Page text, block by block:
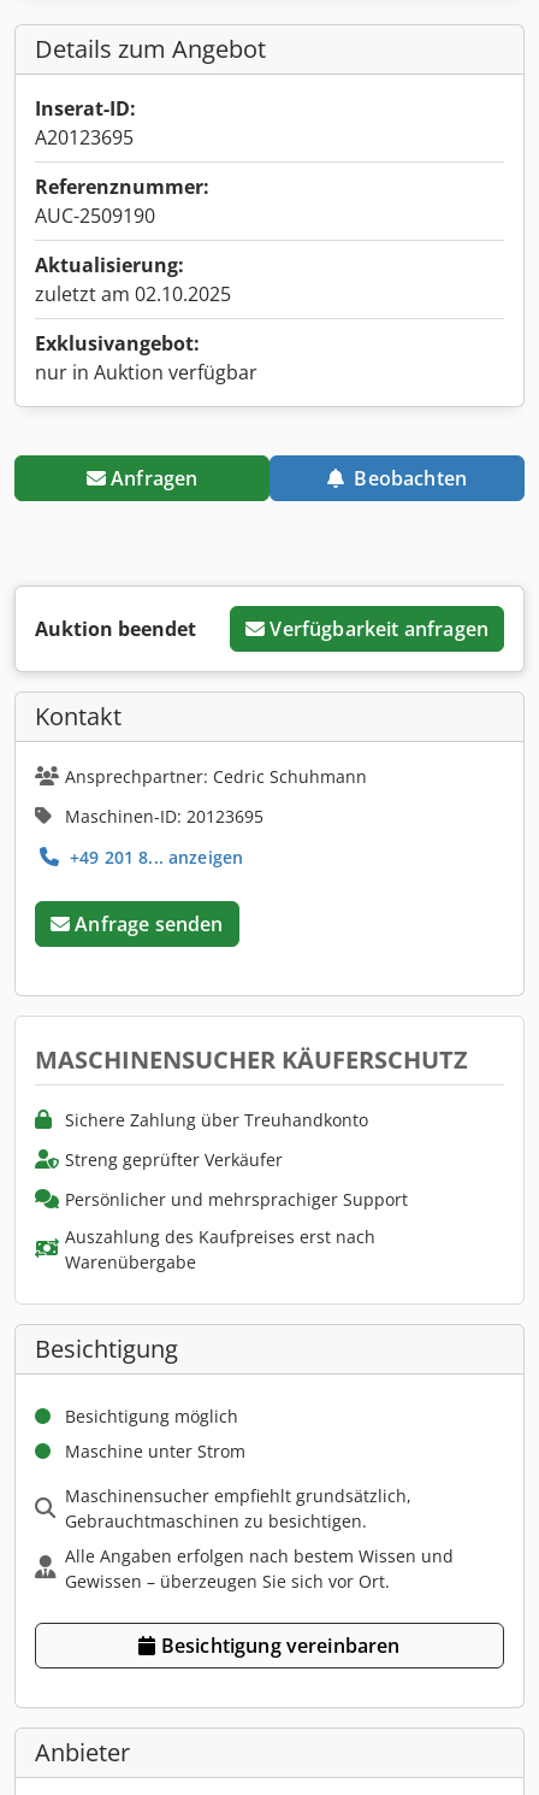
Details zum Angebot
Inserat-ID:
A20123695
Referenznummer:
AUC-2509190
Aktualisierung:
zuletzt am 02.10.2025
Exklusivangebot:
nur in Auktion verfügbar
Anfragen Beobachten
Auktion beendet Verfügbarkeit anfragen
Kontakt
Ansprechpartner: Cedric Schuhmann
Maschinen-ID: 20123695
+49 201 8... anzeigen
Anfrage senden
MASCHINENSUCHER KÄUFERSCHUTZ
Sichere Zahlung über Treuhandkonto
Streng geprüfter Verkäufer
Persönlicher und mehrsprachiger Support
Auszahlung des Kaufpreises erst nach
Warenübergabe
Besichtigung
Besichtigung möglich
Maschine unter Strom
Maschinensucher empfiehlt grundsätzlich,
Gebrauchtmaschinen zu besichtigen.
Alle Angaben erfolgen nach bestem Wissen und
Gewissen – überzeugen Sie sich vor Ort.
Besichtigung vereinbaren
Anbieter